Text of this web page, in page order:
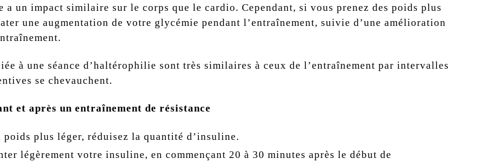
un impact similaire sur le corps que le cardio. Cependant, si vous prenez des poids plus
une augmentation de votre glycémie pendant l’entraînement, suivie d’une amélioration
à une séance d’haltérophilie sont très similaires à ceux de l’entraînement par intervalles
se chevauchent.
et après un entraînement de résistance
plus léger, réduisez la quantité d’insuline.
légèrement votre insuline, en commençant 20 à 30 minutes après le début de